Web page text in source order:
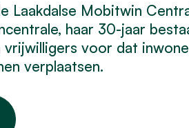
Laakdalse Mobitwin
haar 30-jaar
vrijwilligers voor dat
verplaatsen.